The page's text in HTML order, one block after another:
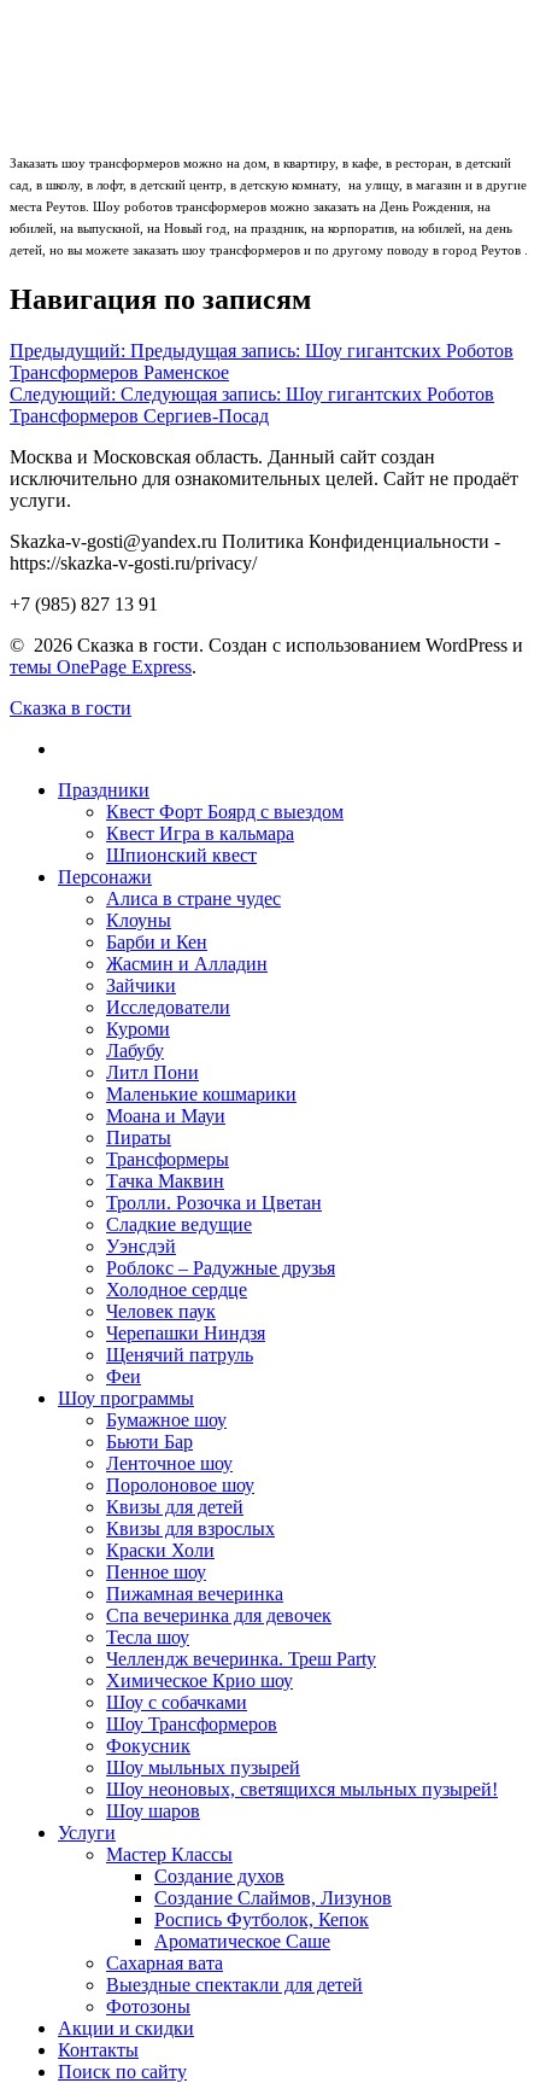
Заказать шоу трансформеров можно на дом, в квартиру, в кафе, в ресторан, в детский
сад, в школу, в лофт, в детский центр, в детскую комнату, на улицу, в магазин и в другие
места Реутов. Шоу роботов трансформеров можно заказать на День Рождения, на
юбилей, на выпускной, на Новый год, на праздник, на корпоратив, на юбилей, на день
детей, но вы можете заказать шоу трансформеров и по другому поводу в город Реутов .
Навигация по записям
Предыдущий: Предыдущая запись: Шоу гигантских Роботов
Трансформеров Раменское
Следующий: Следующая запись: Шоу гигантских Роботов
Трансформеров Сергиев-Посад
Москва и Московская область. Данный сайт создан
исключительно для ознакомительных целей. Сайт не продаёт
услуги.
Skazka-v-gosti@yandex.ru Политика Конфиденциальности -
https://skazka-v-gosti.ru/privacy/
+7 (985) 827 13 91
© 2026 Сказка в гости. Создан с использованием WordPress и
темы OnePage Express.
Сказка в гости
Праздники
Квест Форт Боярд с выездом
Квест Игра в кальмара
Шпионский квест
Персонажи
Алиса в стране чудес
Клоуны
Барби и Кен
Жасмин и Алладин
Зайчики
Исследователи
Куроми
Лабубу
Литл Пони
Маленькие кошмарики
Моана и Мауи
Пираты
Трансформеры
Тачка Маквин
Тролли. Розочка и Цветан
Сладкие ведущие
Уэнсдэй
Роблокс – Радужные друзья
Холодное сердце
Человек паук
Черепашки Ниндзя
Щенячий патруль
Феи
Шоу программы
Бумажное шоу
Бьюти Бар
Ленточное шоу
Поролоновое шоу
Квизы для детей
Квизы для взрослых
Краски Холи
Пенное шоу
Пижамная вечеринка
Спа вечеринка для девочек
Тесла шоу
Челлендж вечеринка. Треш Party
Химическое Крио шоу
Шоу с собачками
Шоу Трансформеров
Фокусник
Шоу мыльных пузырей
Шоу неоновых, светящихся мыльных пузырей!
Шоу шаров
Услуги
Мастер Классы
Создание духов
Создание Слаймов, Лизунов
Роспись Футболок, Кепок
Ароматическое Саше
Сахарная вата
Выездные спектакли для детей
Фотозоны
Акции и скидки
Контакты
Поиск по сайту